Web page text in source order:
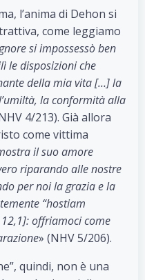
l’anima di Dehon si
come leggiamo
si impossessò ben
le disposizioni che
della mia vita […] la
la conformità alla
4/213). Già allora
come vittima
il suo amore
riparando alle nostre
per noi la grazia e la
“hostiam
offriamoci come
» (NHV 5/206).
quindi, non è una